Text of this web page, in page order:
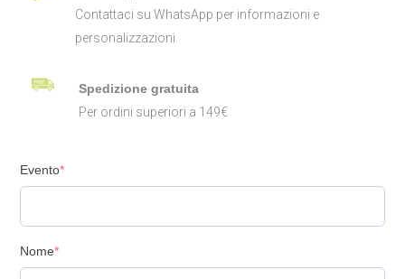
Contattaci su WhatsApp per informazioni e
personalizzazioni
Spedizione gratuita
Per ordini superiori a 149€
Evento*
Nome*